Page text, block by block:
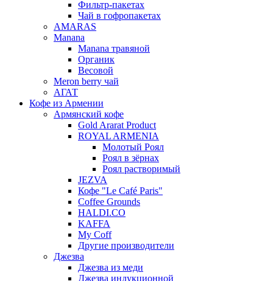
Фильтр-пакетах
Чай в гофропакетах
AMARAS
Manana
Manana травяной
Органик
Весовой
Meron berry чай
АГАТ
Кофе из Армении
Армянский кофе
Gold Ararat Product
ROYAL ARMENIA
Молотый Роял
Роял в зёрнах
Роял растворимый
JEZVA
Кофе "Le Café Paris"
Coffee Grounds
HALDI.CO
KAFFA
My Coff
Другие производители
Джезва
Джезва из меди
Джезва индукционной